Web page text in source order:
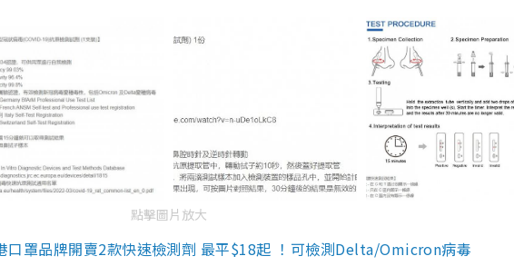
點擊圖片放大
口罩品牌開賣2款快速檢測劑 最平$18起 ！可檢測Delta/Omicron病毒